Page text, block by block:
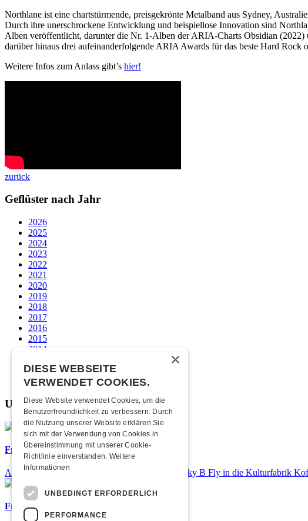
Northlane ist eine chartstürmende, preisgekrönte Metalband aus Sydney,
Durch ihre unerschrockene Entwicklung und beispiellose Innovation sind
Alben veröffentlicht, darunter die Nr. 1-Alben der ARIA-Charts Obsidian
darüber hinaus drei aufeinanderfolgende ARIA Awards für das beste Hard
Weitere Infos zum Anlass gibt’s hier!
zurück
Geflüster nach Jahr
2026
2025
2024
2023
2022
2021
2020
2019
2018
2017
2016
2015
2014
2012
2011
Unsere beliebtesten
Frisch bestätigt: Nicky B Fly
Am Donnerstag, 05. November 2026 kommt Nicky B Fly in die Kulturfabrik
Frisch bestätigt: 25 Jahre Elevenball
×
DIESE WEBSEITE
VERWENDET COOKIES.
Diese Website verwendet Cookies, um die
Benutzerfreundlichkeit zu verbessern. Durch
die Nutzung unserer Website erklären Sie
sich mit der Verwendung von Cookies in
Übereinstimmung mit unserer Cookie-
Richtlinie einverstanden. Weitere
Informationen
UNBEDINGT ERFORDERLICH
PERFORMANCE